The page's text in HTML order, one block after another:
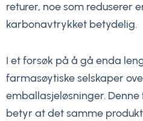
returer, noe som reduserer
karbonavtrykket betydelig.
I et forsøk på å gå enda
farmasøytiske selskaper
emballasjeløsninger.
betyr at det samme